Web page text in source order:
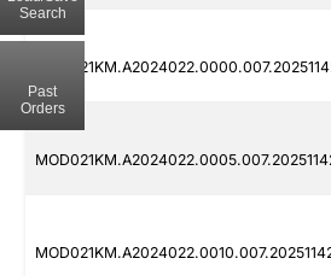
Search
Past
Orders